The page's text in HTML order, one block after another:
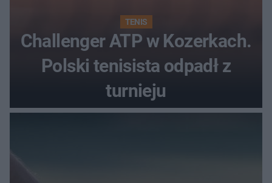
TENIS
Challenger ATP w Kozerkach.
Polski tenisista odpadł z
turnieju